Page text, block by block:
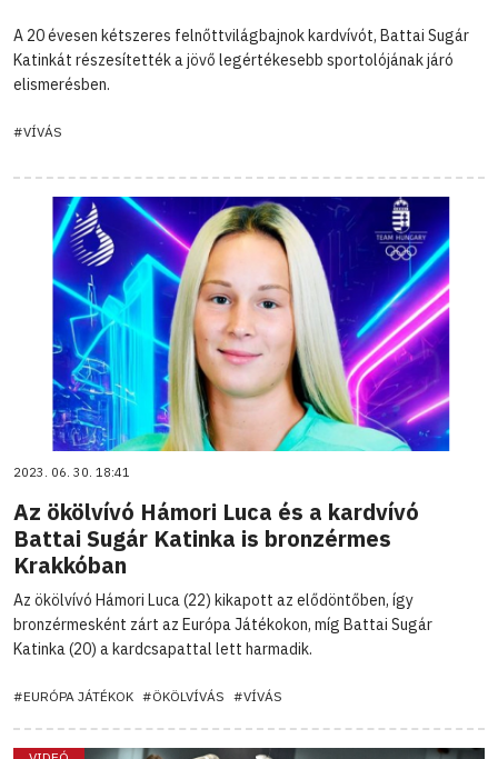
A 20 évesen kétszeres felnőttvilágbajnok kardvívót, Battai Sugár
Katinkát részesítették a jövő legértékesebb sportolójának járó
elismerésben.
#VÍVÁS
2023. 06. 30. 18:41
Az ökölvívó Hámori Luca és a kardvívó
Battai Sugár Katinka is bronzérmes
Krakkóban
Az ökölvívó Hámori Luca (22) kikapott az elődöntőben, így
bronzérmesként zárt az Európa Játékokon, míg Battai Sugár
Katinka (20) a kardcsapattal lett harmadik.
#EURÓPA JÁTÉKOK #ÖKÖLVÍVÁS #VÍVÁS